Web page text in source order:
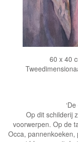
60 x 40
Op dit schilderij
voorwerpen. Op de
Occa,